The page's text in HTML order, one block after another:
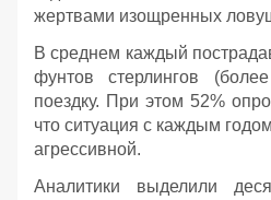
жертвами изощренных
В среднем каждый
фунтов стерлингов
поездку. При этом 52%
что ситуация с каждым
агрессивной.
Аналитики выделили